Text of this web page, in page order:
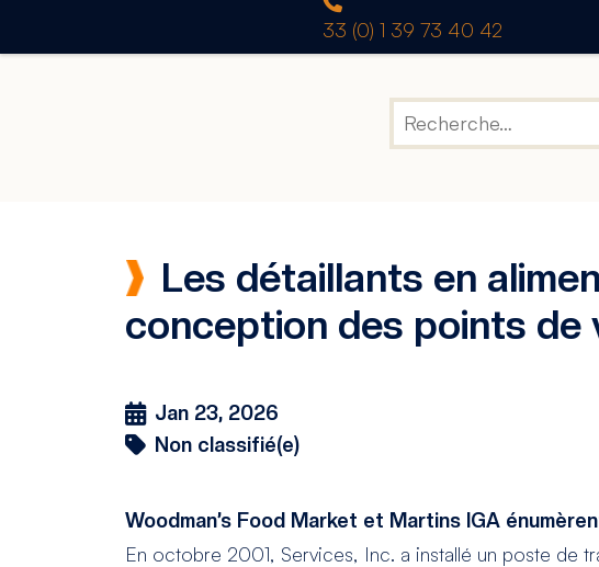
33 (0) 1 39 73 40 42
Les détaillants en
conception des points de
Jan 23, 2026
Non classifié(e)
Woodman’s Food Market et Martins IGA
En octobre 2001, Services, Inc. a installé un poste de